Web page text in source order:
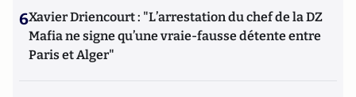
6Xavier Driencourt : "L’arrestation du chef de la DZ
Mafia ne signe qu’une vraie-fausse détente entre
Paris et Alger"